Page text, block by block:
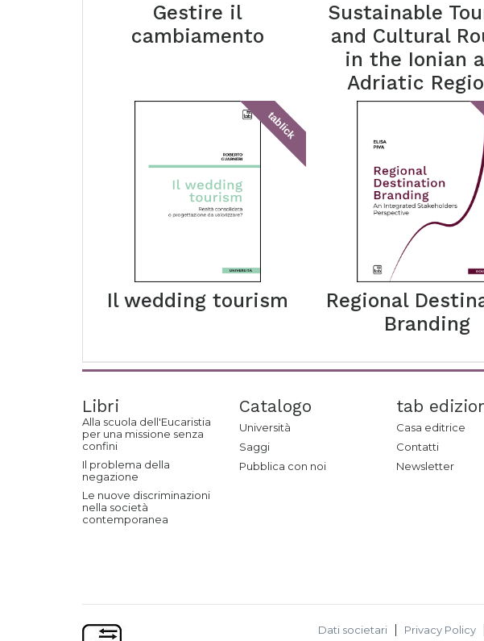
Gestire il
cambiamento
Sustainable
and Cultural
in the Ionian
Adriatic
tablick
Il wedding tourism
Regional
Branding
Libri
Alla scuola dell'Eucaristia
per una missione senza
confini
Il problema della
negazione
Le nuove discriminazioni
nella società
contemporanea
Catalogo
Università
Saggi
Pubblica con noi
tab
Casa editrice
Contatti
Newsletter
Dati societari Privacy Policy